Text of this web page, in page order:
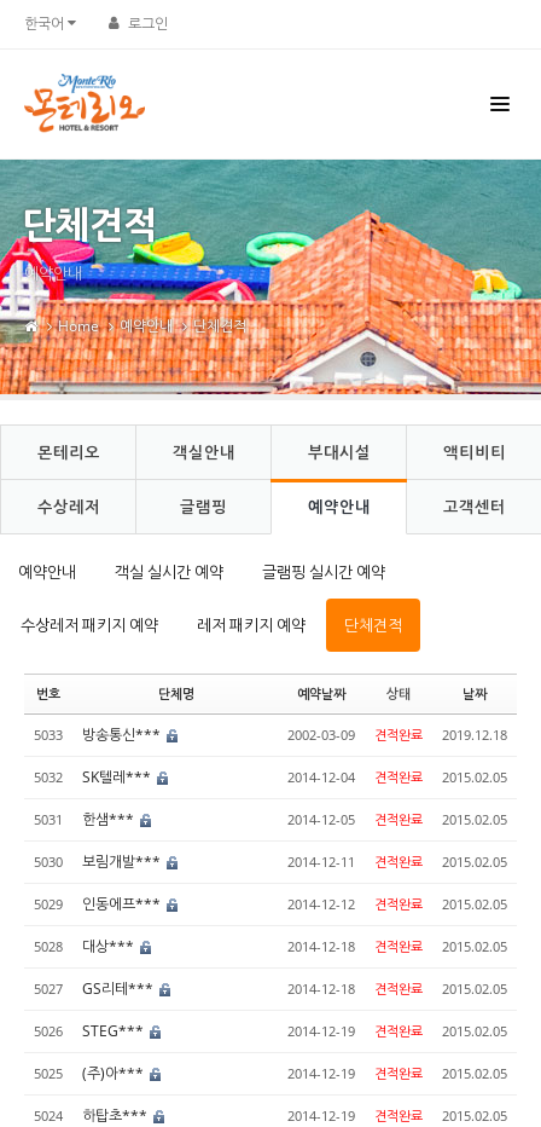
한국어 로그인
단체견적
예약안내
Home 예약안내 단체견적
몬테리오 객실안내 부대시설 액티비티
수상레저 글램핑 예약안내 고객센터
예약안내 객실 실시간 예약 글램핑 실시간 예약
수상레저 패키지 예약 레저 패키지 예약 단체견적
번호 단체명 예약날짜 상태 날짜
5033 방송통신*** 2002-03-09 견적완료 2019.12.18
5032 SK텔레*** 2014-12-04 견적완료 2015.02.05
5031 한샘*** 2014-12-05 견적완료 2015.02.05
5030 보림개발*** 2014-12-11 견적완료 2015.02.05
5029 인동에프*** 2014-12-12 견적완료 2015.02.05
5028 대상*** 2014-12-18 견적완료 2015.02.05
5027 GS리테*** 2014-12-18 견적완료 2015.02.05
5026 STEG*** 2014-12-19 견적완료 2015.02.05
5025 (주)아*** 2014-12-19 견적완료 2015.02.05
5024 하탑초*** 2014-12-19 견적완료 2015.02.05
Sketchbook5, 스케치북5